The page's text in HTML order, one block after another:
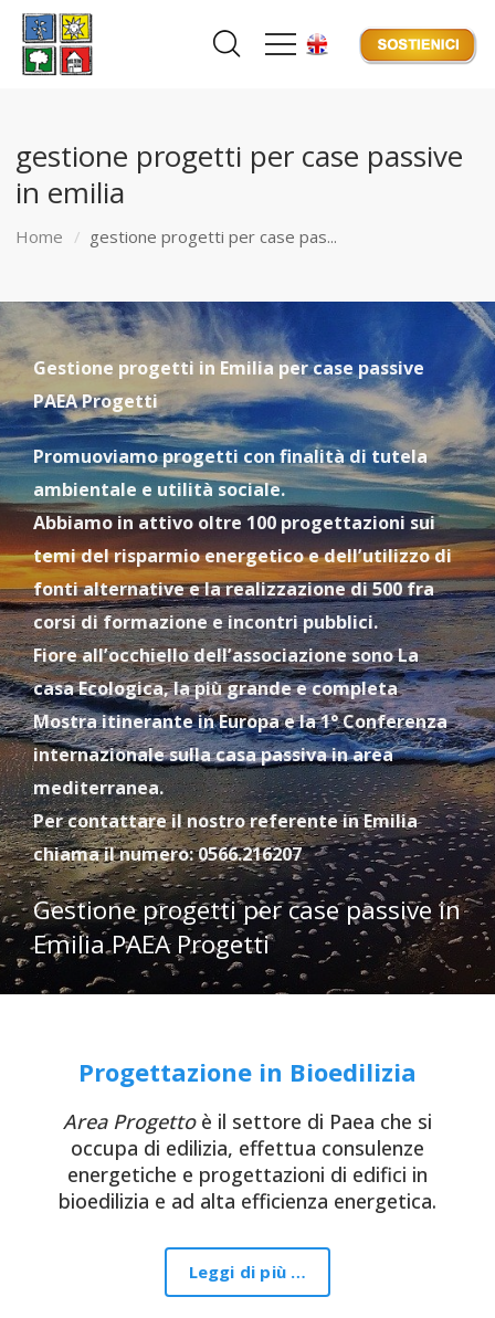
gestione progetti per case passive
in emilia
Home gestione progetti per case pas...
Gestione progetti in Emilia per case passive
PAEA Progetti
Promuoviamo progetti con finalità di tutela
ambientale e utilità sociale.
Abbiamo in attivo oltre 100 progettazioni sui
temi del risparmio energetico e dell’utilizzo di
fonti alternative e la realizzazione di 500 fra
corsi di formazione e incontri pubblici.
Fiore all’occhiello dell’associazione sono La
casa Ecologica, la più grande e completa
Mostra itinerante in Europa e la 1° Conferenza
internazionale sulla casa passiva in area
mediterranea.
Per contattare il nostro referente in Emilia
chiama il numero: 0566.216207
Gestione progetti per case passive in
Emilia PAEA Progetti
Progettazione in Bioedilizia
Area Progettoè il settore di Paea che si
occupa di edilizia, effettua consulenze
energetiche e progettazioni di edifici in
bioedilizia e ad alta efficienza energetica.
Leggi di più …